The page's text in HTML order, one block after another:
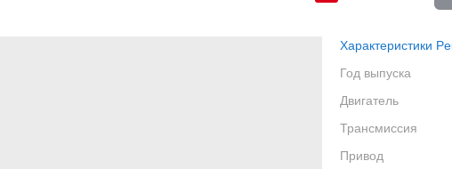
Характеристики
Год выпуска
Двигатель
Трансмиссия
Привод